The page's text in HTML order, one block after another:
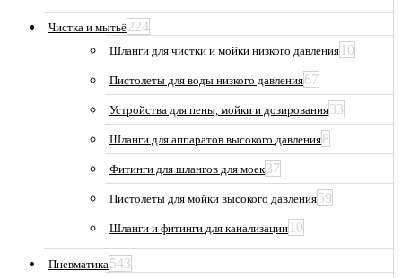
Чистка и мытьё224
Шланги для чистки и мойки низкого давления 10
Пистолеты для воды низкого давления67
Устройства для пены, мойки и дозирования33
Шланги для аппаратов высокого давления8
Фитинги для шлангов для моек37
Пистолеты для мойки высокого давления59
Шланги и фитинги для канализации 10
Пневматика543